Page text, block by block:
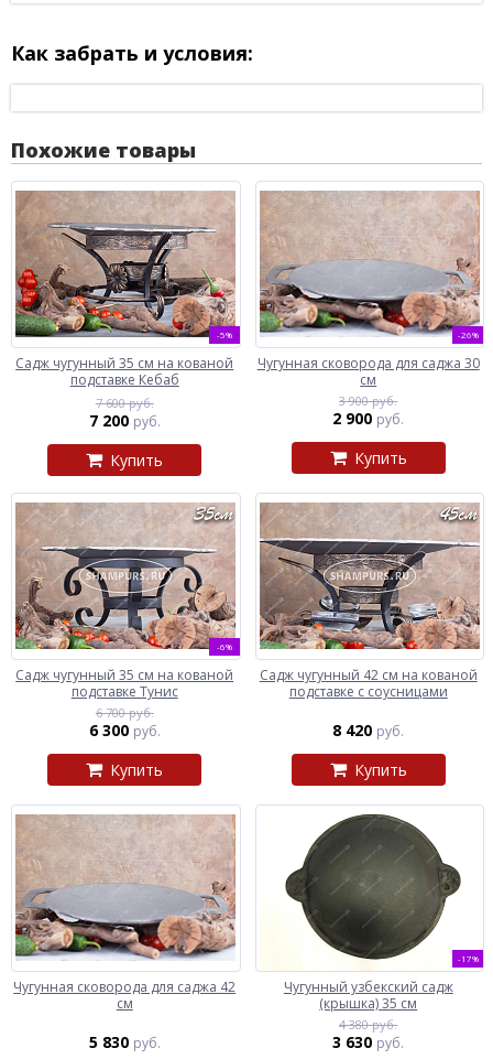
Как забрать и условия:
Похожие товары
-5%
Садж чугунный 35 см на кованой
подставке Кебаб
7 600 руб.
7 200 руб.
Купить
-26%
Чугунная сковорода для саджа 30
см
3 900 руб.
2 900 руб.
Купить
-6%
Садж чугунный 35 см на кованой
подставке Тунис
6 700 руб.
6 300 руб.
Купить
Садж чугунный 42 см на кованой
подставке с соусницами
8 420 руб.
Купить
Чугунная сковорода для саджа 42
см
5 830 руб.
-17%
Чугунный узбекский садж
(крышка) 35 см
4 380 руб.
3 630 руб.